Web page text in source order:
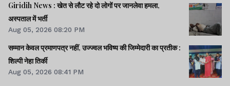
Giridih News : खेत से लौट रहे दो लोगों पर जानलेवा हमला,
अस्पताल में भर्ती
Aug 05, 2026 08:20 PM
सम्मान केवल प्रमाणपत्र नहीं, उज्ज्वल भविष्य की जिम्मेदारी का प्रतीक :
शिल्पी नेहा तिर्की
Aug 05, 2026 08:41 PM